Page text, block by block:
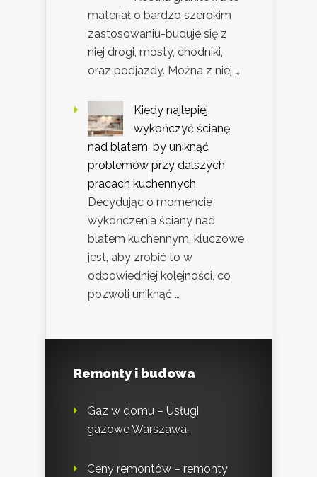
materiał o bardzo szerokim
zastosowaniu-buduje się z
niej drogi, mosty, chodniki,
oraz podjazdy. Można z niej …
Kiedy najlepiej
wykończyć ścianę
nad blatem, by uniknąć
problemów przy dalszych
pracach kuchennych
Decydując o momencie
wykończenia ściany nad
blatem kuchennym, kluczowe
jest, aby zrobić to w
odpowiedniej kolejności, co
pozwoli uniknąć …
Remonty i budowa
Gaz w domu – Usługi
gazowe Warszawa.
Ceny remontów – remonty